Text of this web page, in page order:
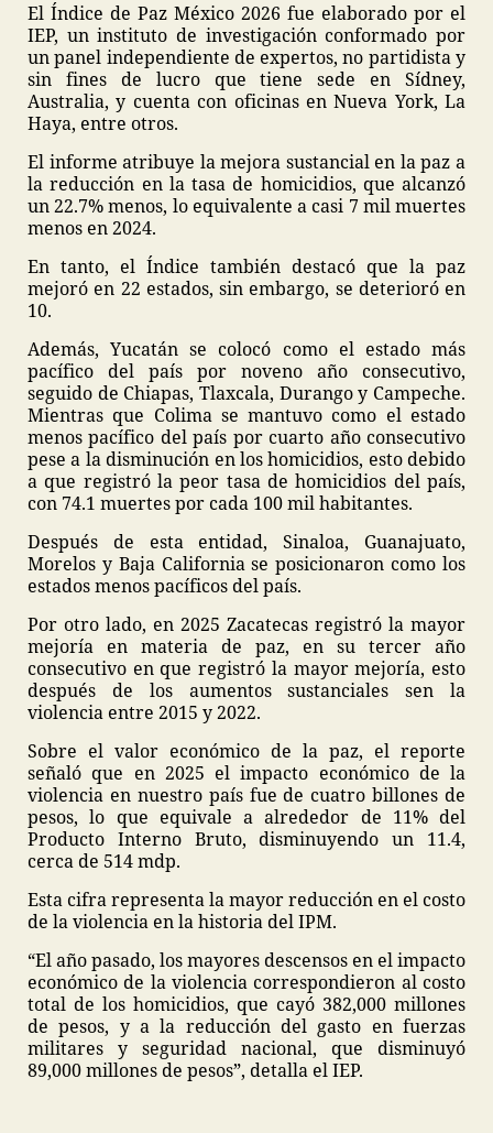
El Índice de Paz México 2026 fue elaborado por el
IEP, un instituto de investigación conformado por
un panel independiente de expertos, no partidista y
sin fines de lucro que tiene sede en Sídney,
Australia, y cuenta con oficinas en Nueva York, La
Haya, entre otros.
El informe atribuye la mejora sustancial en la paz a
la reducción en la tasa de homicidios, que alcanzó
un 22.7% menos, lo equivalente a casi 7 mil muertes
menos en 2024.
En tanto, el Índice también destacó que la paz
mejoró en 22 estados, sin embargo, se deterioró en
10.
Además, Yucatán se colocó como el estado más
pacífico del país por noveno año consecutivo,
seguido de Chiapas, Tlaxcala, Durango y Campeche.
Mientras que Colima se mantuvo como el estado
menos pacífico del país por cuarto año consecutivo
pese a la disminución en los homicidios, esto debido
a que registró la peor tasa de homicidios del país,
con 74.1 muertes por cada 100 mil habitantes.
Después de esta entidad, Sinaloa, Guanajuato,
Morelos y Baja California se posicionaron como los
estados menos pacíficos del país.
Por otro lado, en 2025 Zacatecas registró la mayor
mejoría en materia de paz, en su tercer año
consecutivo en que registró la mayor mejoría, esto
después de los aumentos sustanciales sen la
violencia entre 2015 y 2022.
Sobre el valor económico de la paz, el reporte
señaló que en 2025 el impacto económico de la
violencia en nuestro país fue de cuatro billones de
pesos, lo que equivale a alrededor de 11% del
Producto Interno Bruto, disminuyendo un 11.4,
cerca de 514 mdp.
Esta cifra representa la mayor reducción en el costo
de la violencia en la historia del IPM.
“El año pasado, los mayores descensos en el impacto
económico de la violencia correspondieron al costo
total de los homicidios, que cayó 382,000 millones
de pesos, y a la reducción del gasto en fuerzas
militares y seguridad nacional, que disminuyó
89,000 millones de pesos”, detalla el IEP.